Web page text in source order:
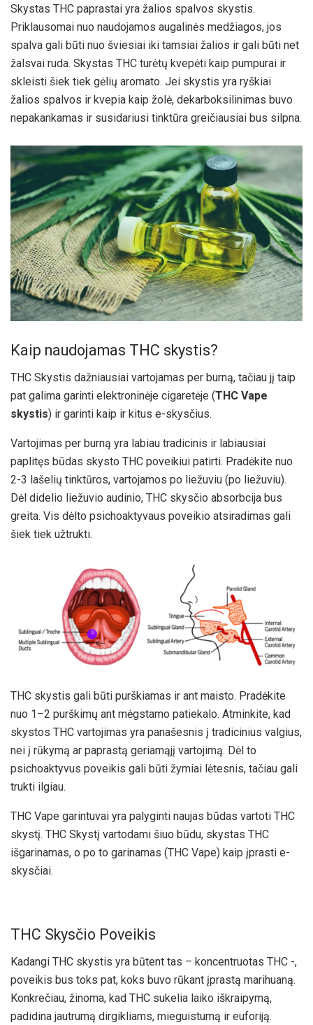
Skystas THC paprastai yra žalios spalvos skystis.
Priklausomai nuo naudojamos augalinės medžiagos, jos
spalva gali būti nuo šviesiai iki tamsiai žalios ir gali būti net
žalsvai ruda. Skystas THC turėtų kvepėti kaip pumpurai ir
skleisti šiek tiek gėlių aromato. Jei skystis yra ryškiai
žalios spalvos ir kvepia kaip žolė, dekarboksilinimas buvo
nepakankamas ir susidariusi tinktūra greičiausiai bus silpna.
Kaip naudojamas THC skystis?
THC Skystis dažniausiai vartojamas per burną, tačiau jį taip
pat galima garinti elektroninėje cigaretėje (THC Vape
skystis) ir garinti kaip ir kitus e-skysčius.
Vartojimas per burną yra labiau tradicinis ir labiausiai
paplitęs būdas skysto THC poveikiui patirti. Pradėkite nuo
2-3 lašelių tinktūros, vartojamos po liežuviu (po liežuviu).
Dėl didelio liežuvio audinio, THC skysčio absorbcija bus
greita. Vis dėlto psichoaktyvaus poveikio atsiradimas gali
šiek tiek užtrukti.
THC skystis gali būti purškiamas ir ant maisto. Pradėkite
nuo 1–2 purškimų ant mėgstamo patiekalo. Atminkite, kad
skystos THC vartojimas yra panašesnis į tradicinius valgius,
nei į rūkymą ar paprastą geriamąjį vartojimą. Dėl to
psichoaktyvus poveikis gali būti žymiai lėtesnis, tačiau gali
trukti ilgiau.
THC Vape garintuvai yra palyginti naujas būdas vartoti THC
skystį. THC Skystį vartodami šiuo būdu, skystas THC
išgarinamas, o po to garinamas (THC Vape) kaip įprasti e-
skysčiai.
THC Skysčio Poveikis
Kadangi THC skystis yra būtent tas – koncentruotas THC -,
poveikis bus toks pat, koks buvo rūkant įprastą marihuaną.
Konkrečiau, žinoma, kad THC sukelia laiko iškraipymą,
padidina jautrumą dirgikliams, mieguistumą ir euforiją.